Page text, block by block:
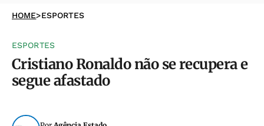
HOME>ESPORTES
ESPORTES
Cristiano Ronaldo não se recupera e
segue afastado